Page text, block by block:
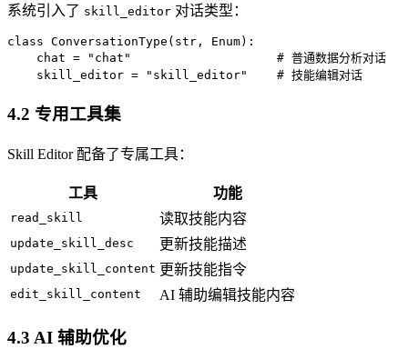
系统引入了 skill_editor 对话类型：
class ConversationType(str, Enum):
    chat = "chat"                    # 普通数据分析对话
4.2 专用工具集
Skill Editor 配备了专属工具：
工具 功能
read_skill 读取技能内容
update_skill_desc 更新技能描述
update_skill_content 更新技能指令
edit_skill_content AI 辅助编辑技能内容
4.3 AI 辅助优化